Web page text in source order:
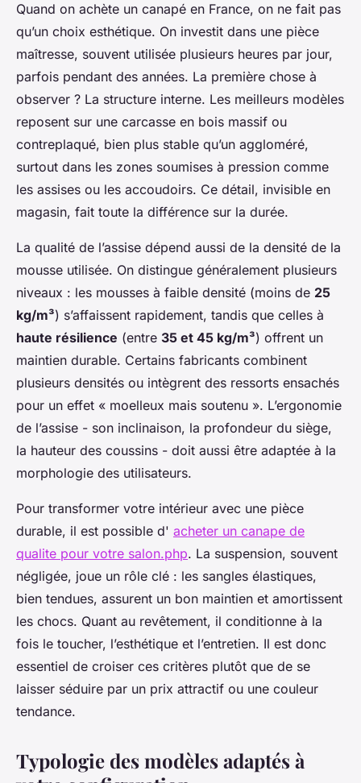
Quand on achète un canapé en France, on ne fait pas
qu’un choix esthétique. On investit dans une pièce
maîtresse, souvent utilisée plusieurs heures par jour,
parfois pendant des années. La première chose à
observer ? La structure interne. Les meilleurs modèles
reposent sur une carcasse en bois massif ou
contreplaqué, bien plus stable qu’un aggloméré,
surtout dans les zones soumises à pression comme
les assises ou les accoudoirs. Ce détail, invisible en
magasin, fait toute la différence sur la durée.
La qualité de l’assise dépend aussi de la densité de la
mousse utilisée. On distingue généralement plusieurs
niveaux : les mousses à faible densité (moins de 25
kg/m³) s’affaissent rapidement, tandis que celles à
haute résilience (entre 35 et 45 kg/m³) offrent un
maintien durable. Certains fabricants combinent
plusieurs densités ou intègrent des ressorts ensachés
pour un effet « moelleux mais soutenu ». L’ergonomie
de l’assise - son inclinaison, la profondeur du siège,
la hauteur des coussins - doit aussi être adaptée à la
morphologie des utilisateurs.
Pour transformer votre intérieur avec une pièce
durable, il est possible d' acheter un canape de
qualite pour votre salon.php. La suspension, souvent
négligée, joue un rôle clé : les sangles élastiques,
bien tendues, assurent un bon maintien et amortissent
les chocs. Quant au revêtement, il conditionne à la
fois le toucher, l’esthétique et l’entretien. Il est donc
essentiel de croiser ces critères plutôt que de se
laisser séduire par un prix attractif ou une couleur
tendance.
Typologie des modèles adaptés à